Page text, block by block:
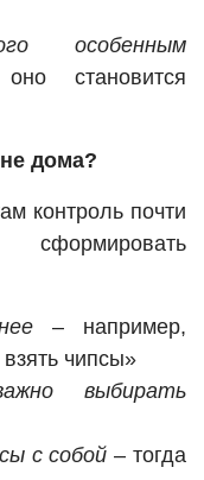
особенным
становится
дома?
контроль почти
– например,
чипсы»
выбирать
с собой – тогда